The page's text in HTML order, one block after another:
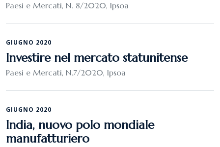
Paesi e Mercati, N. 8/2020, Ipsoa
GIUGNO 2020
Investire nel mercato statunitense
Paesi e Mercati, N.7/2020, Ipsoa
GIUGNO 2020
India, nuovo polo mondiale
manufatturiero